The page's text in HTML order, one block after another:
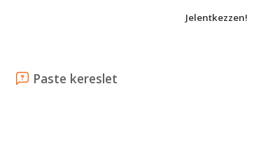
Jelentkezzen!
Paste kereslet